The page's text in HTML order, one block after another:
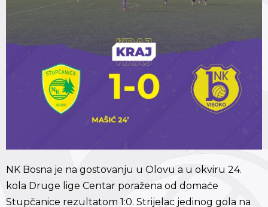
NK Bosna je na gostovanju u Olovu a u okviru 24.
kola Druge lige Centar poražena od domaće
Stupčanice rezultatom 1:0. Strijelac jedinog gola na